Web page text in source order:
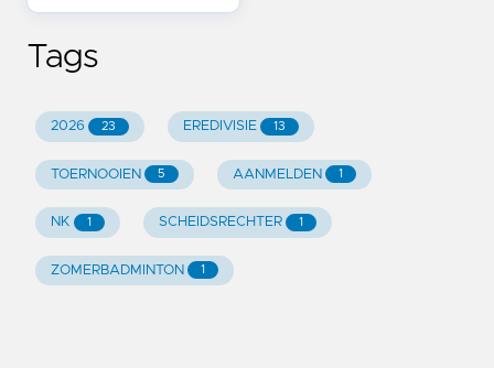
Tags
2026 23 EREDIVISIE 13
TOERNOOIEN 5 AANMELDEN 1
NK 1 SCHEIDSRECHTER 1
ZOMERBADMINTON 1